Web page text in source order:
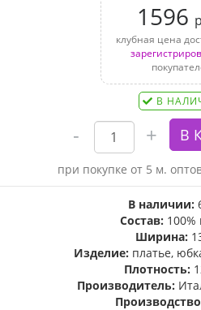
1596
клубная цена
В
при покупке от 5 м.
В наличии:
Состав: 100%
Ширина:
Изделие: платье,
Плотность:
Производитель: